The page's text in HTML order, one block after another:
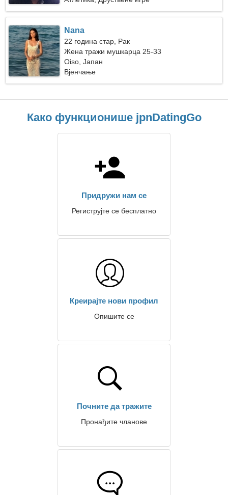
Nana
22 година стар, Рак
Жена тражи мушкарца 25-33
Oiso, Јапан
Вјенчање
Како функционише jpnDatingGo
Придружи нам се
Региструјте се бесплатно
Креирајте нови профил
Опишите се
Почните да тражите
Пронађите чланове